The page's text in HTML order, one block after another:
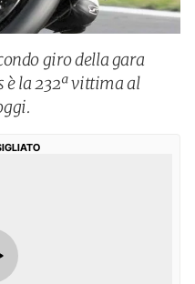
giro della gara
è la 232ª vittima al